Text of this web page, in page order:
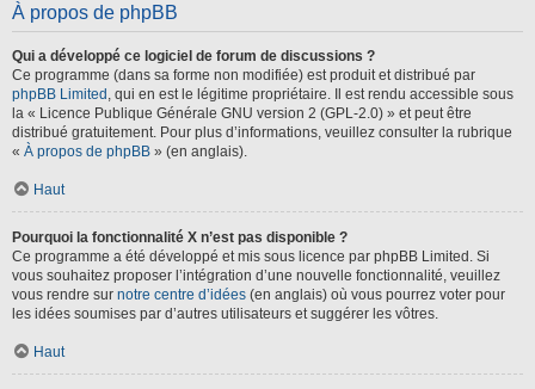
À propos de phpBB
Qui a développé ce logiciel de forum de discussions ?
Ce programme (dans sa forme non modifiée) est produit et distribué par
phpBB Limited , qui en est le légitime propriétaire. Il est rendu accessible sous
la « Licence Publique Générale GNU version 2 (GPL-2.0) » et peut être
distribué gratuitement. Pour plus d’informations, veuillez consulter la rubrique
« À propos de phpBB » (en anglais).
Haut
Pourquoi la fonctionnalité X n’est pas disponible ?
Ce programme a été développé et mis sous licence par phpBB Limited. Si
vous souhaitez proposer l’intégration d’une nouvelle fonctionnalité, veuillez
vous rendre sur notre centre d’idées (en anglais) où vous pourrez voter pour
les idées soumises par d’autres utilisateurs et suggérer les vôtres.
Haut